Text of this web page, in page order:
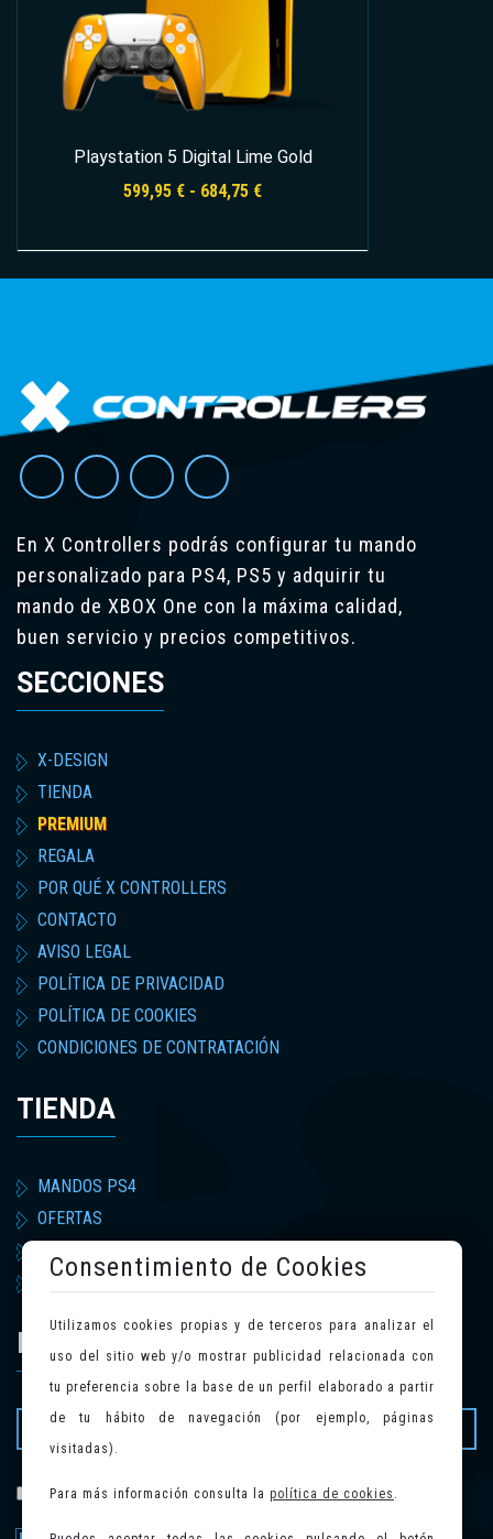
Playstation 5 Digital Lime Gold
599,95 € - 684,75 €Rango
Seleccionar opciones
En X Controllers podrás configurar tu mando
personalizado para PS4, PS5 y adquirir tu
mando de XBOX One con la máxima calidad,
buen servicio y precios competitivos.
SECCIONES
X-DESIGN
TIENDA
PREMIUM
REGALA
POR QUÉ X CONTROLLERS
CONTACTO
AVISO LEGAL
POLÍTICA DE PRIVACIDAD
POLÍTICA DE COOKIES
CONDICIONES DE CONTRATACIÓN
TIENDA
MANDOS PS4
OFERTAS
MERCHANDISING
NEWSLETTER
He leído y acepto lapolítica de privacidad.
Consentimiento de Cookies
Utilizamos cookies propias y de terceros para analizar el
uso del sitio web y/o mostrar publicidad relacionada con
tu preferencia sobre la base de un perfil elaborado a partir
de tu hábito de navegación (por ejemplo, páginas
visitadas).
Para más información consulta la política de cookies .